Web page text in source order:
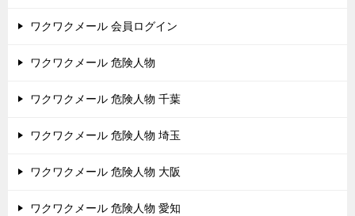
ワクワクメール 会員ログイン
ワクワクメール 危険人物
ワクワクメール 危険人物 千葉
ワクワクメール 危険人物 埼玉
ワクワクメール 危険人物 大阪
ワクワクメール 危険人物 愛知